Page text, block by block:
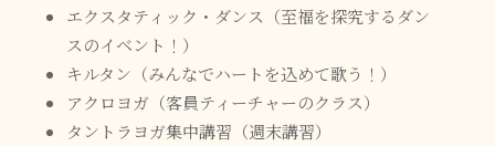
エクスタティック・ダンス（至福を探究するダン
スのイベント！）
キルタン（みんなでハートを込めて歌う！）
アクロヨガ（客員ティーチャーのクラス）
タントラヨガ集中講習（週末講習）